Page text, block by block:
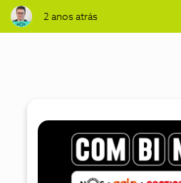
2 anos atrás